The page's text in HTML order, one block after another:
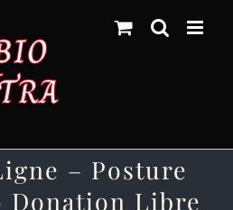
– Posture
Donation Libre